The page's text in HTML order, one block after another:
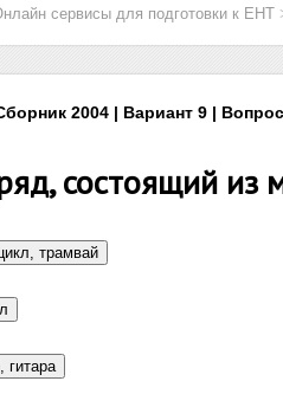
сервисы для подготовки к ЕНТ
2004 | Вариант 9 |
состоящий из